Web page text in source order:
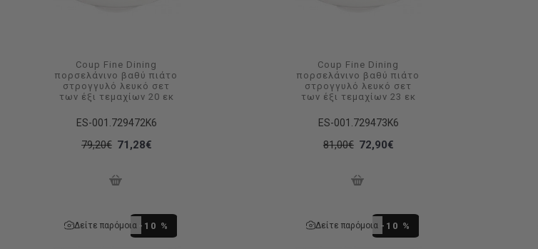
ES-001.729472K6
Coup Fine Dining
πορσελάνινο βαθύ πιάτο
στρογγυλό λευκό σετ
των έξι τεμαχίων 20 εκ
79,20€ 71,28€
ES-001.729473K6
Coup Fine Dining
πορσελάνινο βαθύ πιάτο
στρογγυλό λευκό σετ
των έξι τεμαχίων 23 εκ
81,00€ 72,90€
-10 %
Δείτε παρόμοια -10 %
Δείτε παρόμοια